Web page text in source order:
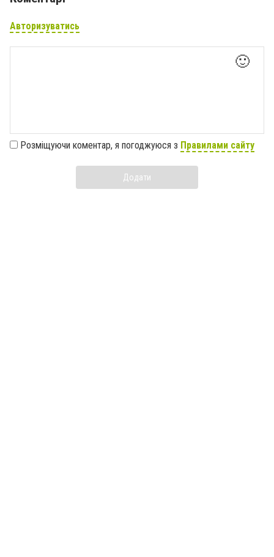
Авторизуватись
🙂
Розміщуючи коментар, я погоджуюся з Правилами сайту
Додати